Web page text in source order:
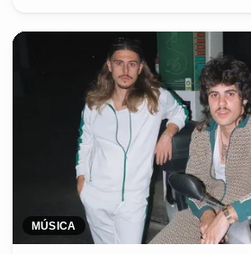
MÚSICA